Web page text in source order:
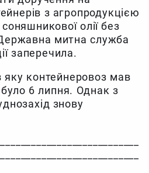
з агропродукцією
олії без
митна служба
заперечила.
контейнеровоз мав
6 липня. Однак з
знову